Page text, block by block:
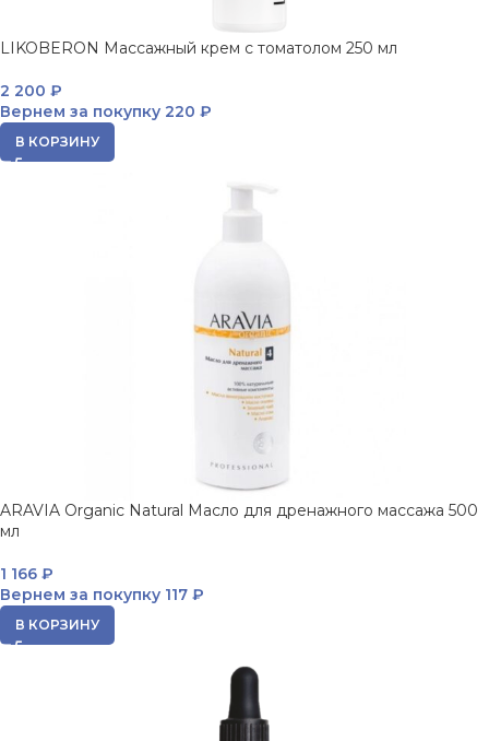
LIKOBERON Массажный крем с томатолом 250 мл
2 200 ₽
Вернем за покупку 220 ₽
В КОРЗИНУ
ARAVIA Organic Natural Масло для дренажного массажа 500
мл
1 166 ₽
Вернем за покупку 117 ₽
В КОРЗИНУ